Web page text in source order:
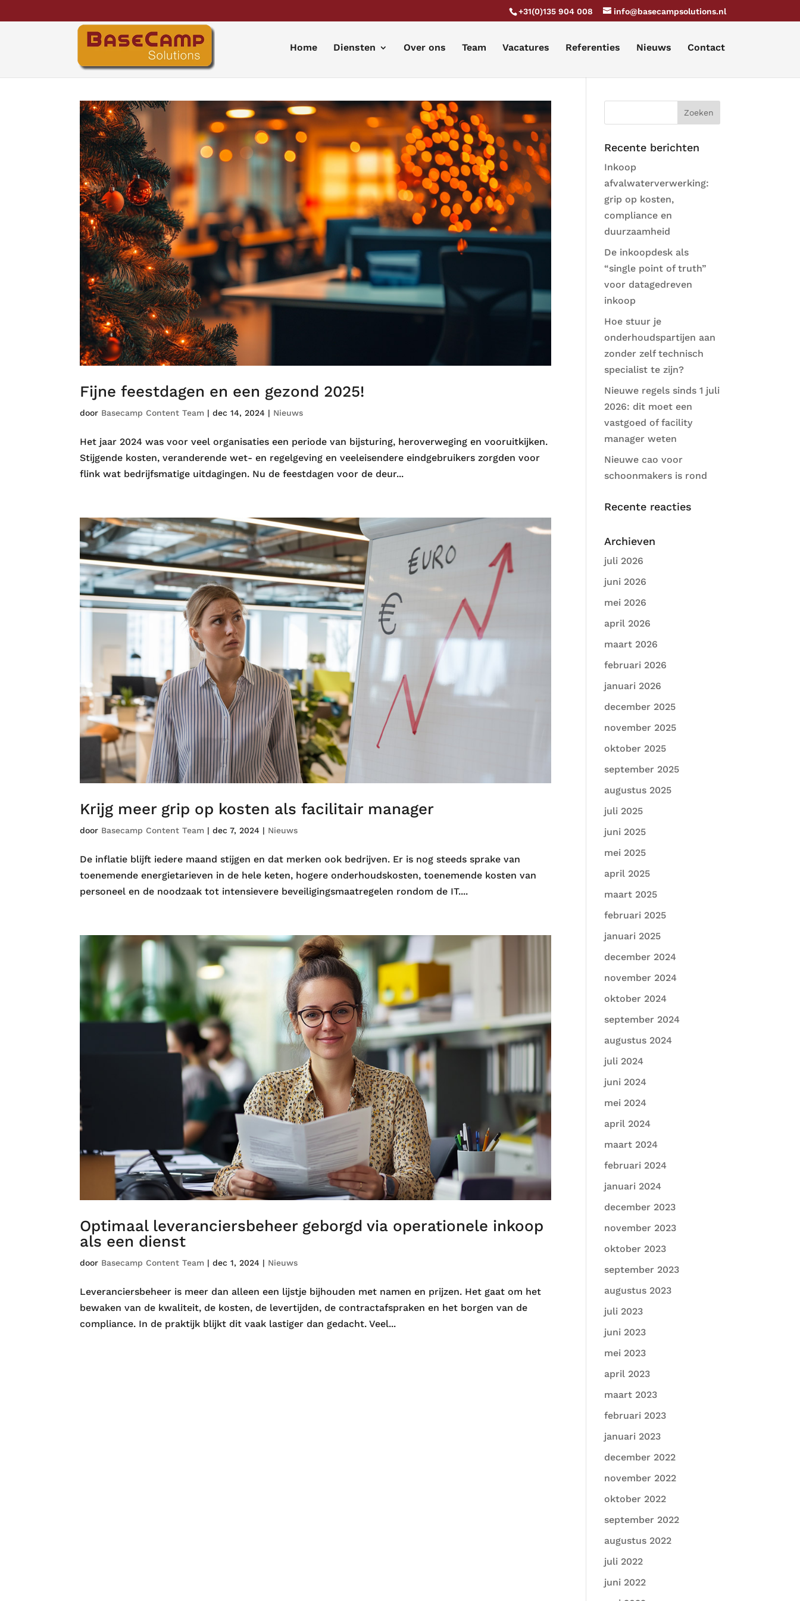
+31(0)135 904 008 info@basecampsolutions.nl
Home Diensten Over ons Team Vacatures Referenties Nieuws Contact
Fijne feestdagen en een gezond 2025!
door Basecamp Content Team |dec 14, 2024 | Nieuws
Het jaar 2024 was voor veel organisaties een periode van bijsturing, heroverweging en vooruitkijken.
Stijgende kosten, veranderende wet- en regelgeving en veeleisendere eindgebruikers zorgden voor
flink wat bedrijfsmatige uitdagingen. Nu de feestdagen voor de deur...
Krijg meer grip op kosten als facilitair manager
door Basecamp Content Team |dec 7, 2024 | Nieuws
De inflatie blijft iedere maand stijgen en dat merken ook bedrijven. Er is nog steeds sprake van
toenemende energietarieven in de hele keten, hogere onderhoudskosten, toenemende kosten van
personeel en de noodzaak tot intensievere beveiligingsmaatregelen rondom de IT....
Optimaal leveranciersbeheer geborgd via operationele inkoop
als een dienst
door Basecamp Content Team |dec 1, 2024 | Nieuws
Leveranciersbeheer is meer dan alleen een lijstje bijhouden met namen en prijzen. Het gaat om het
bewaken van de kwaliteit, de kosten, de levertijden, de contractafspraken en het borgen van de
compliance. In de praktijk blijkt dit vaak lastiger dan gedacht. Veel...
Recente berichten
Inkoop
afvalwaterverwerking:
grip op kosten,
compliance en
duurzaamheid
De inkoopdesk als
“single point of truth”
voor datagedreven
inkoop
Hoe stuur je
onderhoudspartijen aan
zonder zelf technisch
specialist te zijn?
Nieuwe regels sinds 1 juli
2026: dit moet een
vastgoed of facility
manager weten
Nieuwe cao voor
schoonmakers is rond
Recente reacties
Archieven
juli 2026
juni 2026
mei 2026
april 2026
maart 2026
februari 2026
januari 2026
december 2025
november 2025
oktober 2025
september 2025
augustus 2025
juli 2025
juni 2025
mei 2025
april 2025
maart 2025
februari 2025
januari 2025
december 2024
november 2024
oktober 2024
september 2024
augustus 2024
juli 2024
juni 2024
mei 2024
april 2024
maart 2024
februari 2024
januari 2024
december 2023
november 2023
oktober 2023
september 2023
augustus 2023
juli 2023
juni 2023
mei 2023
april 2023
maart 2023
februari 2023
januari 2023
december 2022
november 2022
oktober 2022
september 2022
augustus 2022
juli 2022
juni 2022